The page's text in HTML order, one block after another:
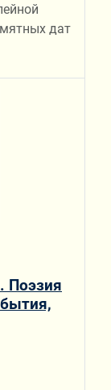
дат
Поэзия